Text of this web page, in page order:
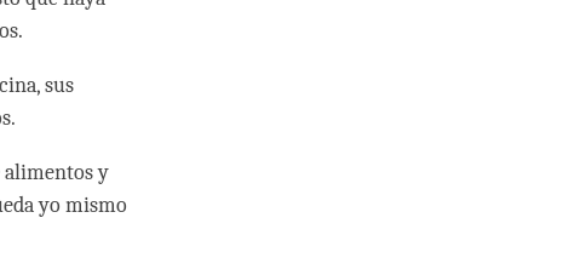
sus
alimentos y
yo mismo